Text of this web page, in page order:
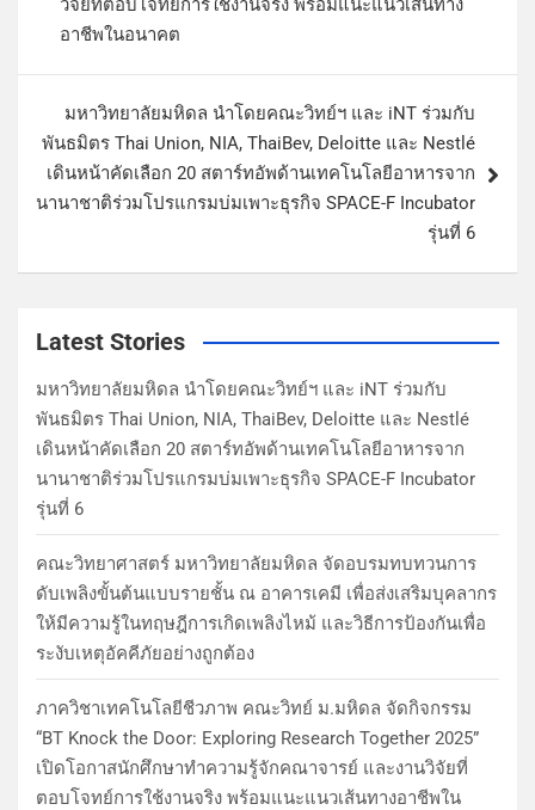
อาชีพในอนาคต
มหาวิทยาลัยมหิดล นำโดยคณะวิทย์ฯ และ iNT ร่วมกับ
พันธมิตร Thai Union, NIA, ThaiBev, Deloitte และ Nestlé
เดินหน้าคัดเลือก 20 สตาร์ทอัพด้านเทคโนโลยีอาหารจาก
นานาชาติร่วมโปรแกรมบ่มเพาะธุรกิจ SPACE-F Incubator
รุ่นที่ 6
Latest Stories
มหาวิทยาลัยมหิดล นำโดยคณะวิทย์ฯ และ iNT ร่วมกับ
พันธมิตร Thai Union, NIA, ThaiBev, Deloitte และ Nestlé
เดินหน้าคัดเลือก 20 สตาร์ทอัพด้านเทคโนโลยีอาหารจาก
นานาชาติร่วมโปรแกรมบ่มเพาะธุรกิจ SPACE-F Incubator
รุ่นที่ 6
คณะวิทยาศาสตร์ มหาวิทยาลัยมหิดล จัดอบรมทบทวนการ
ดับเพลิงขั้นต้นแบบรายชั้น ณ อาคารเคมี เพื่อส่งเสริมบุคลากร
ให้มีความรู้ในทฤษฎีการเกิดเพลิงไหม้ และวิธีการป้องกันเพื่อ
ระงับเหตุอัคคีภัยอย่างถูกต้อง
ภาควิชาเทคโนโลยีชีวภาพ คณะวิทย์ ม.มหิดล จัดกิจกรรม
“BT Knock the Door: Exploring Research Together 2025”
เปิดโอกาสนักศึกษาทำความรู้จักคณาจารย์ และงานวิจัยที่
ตอบโจทย์การใช้งานจริง พร้อมแนะแนวเส้นทางอาชีพใน